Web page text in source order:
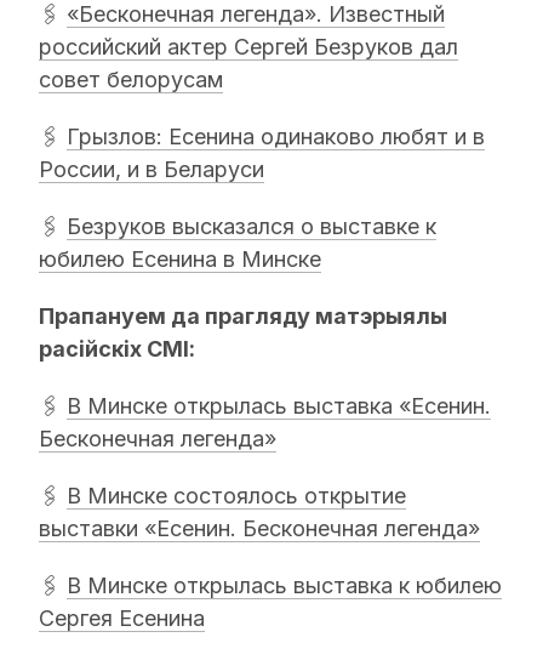
🖇 «Бесконечная легенда». Известный
российский актер Сергей Безруков дал
совет белорусам
🖇 Грызлов: Есенина одинаково любят и в
России, и в Беларуси
🖇 Безруков высказался о выставке к
юбилею Есенина в Минске
Прапануем да прагляду матэрыялы
расійскіх СМІ:
🖇 В Минске открылась выставка «Есенин.
Бесконечная легенда»
🖇 В Минске состоялось открытие
выставки «Есенин. Бесконечная легенда»
🖇 В Минске открылась выставка к юбилею
Сергея Есенина